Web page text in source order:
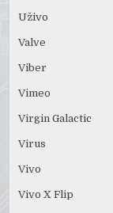
Uživo
Valve
Viber
Vimeo
Virgin Galactic
Virus
Vivo
Vivo X Flip